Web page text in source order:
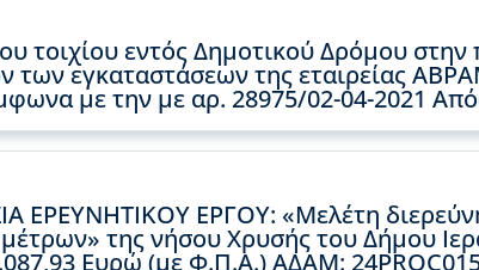
τοιχίου εντός Δημοτικού Δρόμου στην
των εγκαταστάσεων της εταιρείας
με την με αρ. 28975/02-04-2021
ΕΡΕΥΝΗΤΙΚΟΥ ΕΡΓΟΥ: «Μελέτη
της νήσου Χρυσής του Δήμου
Ευρώ (με Φ.Π.Α.) ΑΔΑΜ: